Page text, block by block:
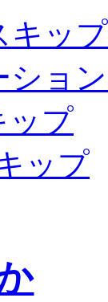
キップ
ショ
ップ
ップ